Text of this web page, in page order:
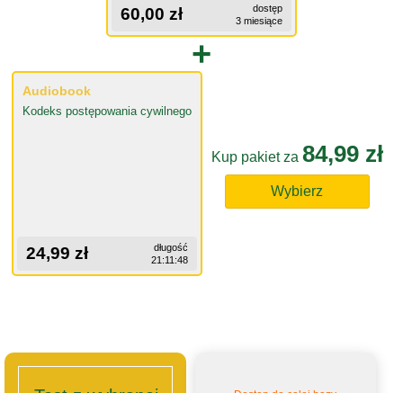
60,00 zł
dostęp
3 miesiące
+
Audiobook
Kodeks postępowania cywilnego
24,99 zł
długość
21:11:48
Kup pakiet za 84,99 zł
Wybierz